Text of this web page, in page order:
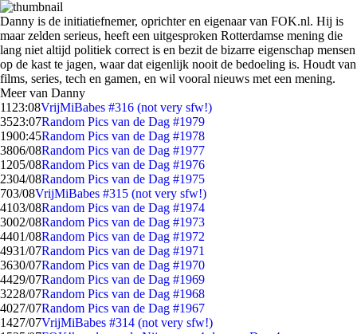
Danny is de initiatiefnemer, oprichter en eigenaar van FOK.nl. Hij is
maar zelden serieus, heeft een uitgesproken Rotterdamse mening die
lang niet altijd politiek correct is en bezit de bizarre eigenschap mensen
op de kast te jagen, waar dat eigenlijk nooit de bedoeling is. Houdt van
films, series, tech en gamen, en wil vooral nieuws met een mening.
Meer van Danny
11 23:08VrijMiBabes #316 (not very sfw!)
3523:07Random Pics van de Dag #1979
1900:45Random Pics van de Dag #1978
3806/08Random Pics van de Dag #1977
1205/08Random Pics van de Dag #1976
2304/08Random Pics van de Dag #1975
703/08VrijMiBabes #315 (not very sfw!)
4103/08Random Pics van de Dag #1974
3002/08Random Pics van de Dag #1973
4401/08Random Pics van de Dag #1972
4931/07Random Pics van de Dag #1971
3630/07Random Pics van de Dag #1970
4429/07Random Pics van de Dag #1969
3228/07Random Pics van de Dag #1968
4027/07Random Pics van de Dag #1967
1427/07VrijMiBabes #314 (not very sfw!)